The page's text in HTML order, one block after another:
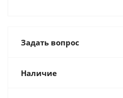
Задать вопрос
Наличие